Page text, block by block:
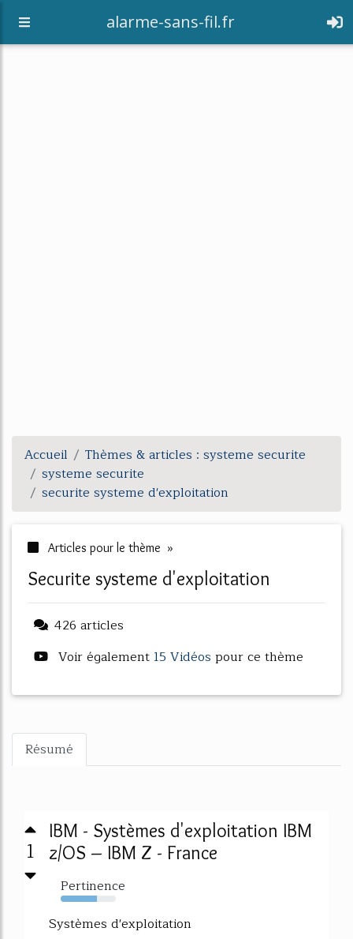
alarme-sans-fil.fr
Accueil
Thèmes & articles : systeme securite
systeme securite
securite systeme d'exploitation
Articles pour le thème »
securite systeme d'exploitation
426 articles
Voir également 15 Vidéos pour ce thème
Résumé
1
IBM - Systèmes d'exploitation IBM
z/OS – IBM Z - France
Pertinence
66%
Systèmes d'exploitation